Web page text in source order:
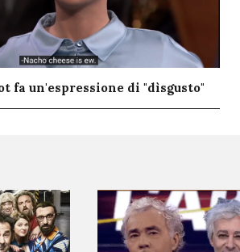
fa un'espressione di "dìsgusto"